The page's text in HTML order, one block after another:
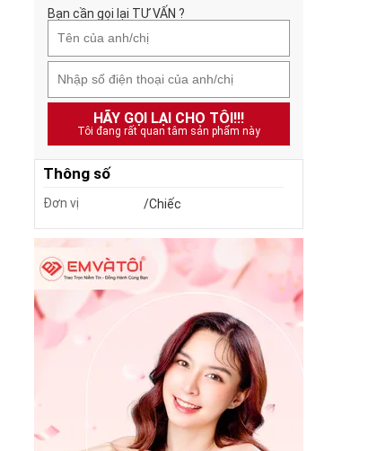
Bạn cần gọi lại TƯ VẤN ?
HÃY GỌI LẠI CHO TÔI!!!
Tôi đang rất quan tâm sản phẩm này
Thông số
Đơn vị /Chiếc